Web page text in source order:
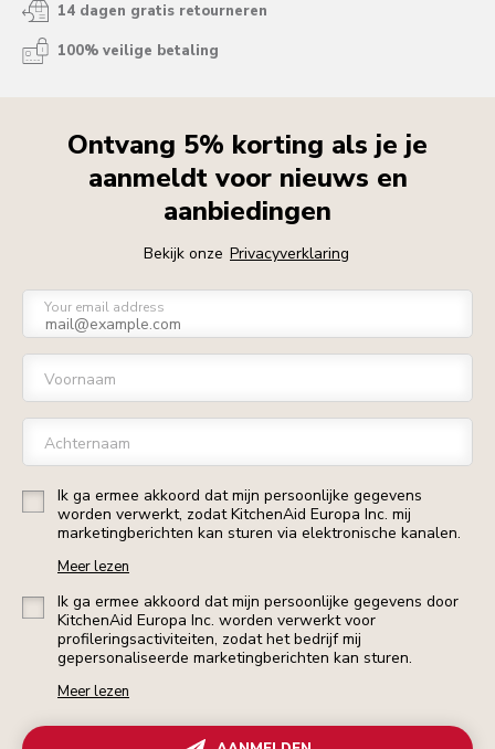
14 dagen gratis retourneren
100% veilige betaling
Ontvang 5% korting als je je
aanmeldt voor nieuws en
aanbiedingen
Bekijk onze Privacyverklaring
Your email address
Voornaam
Achternaam
Ik ga ermee akkoord dat mijn persoonlijke gegevens
worden verwerkt, zodat KitchenAid Europa Inc. mij
marketingberichten kan sturen via elektronische kanalen.
Meer lezen
Ik ga ermee akkoord dat mijn persoonlijke gegevens door
KitchenAid Europa Inc. worden verwerkt voor
profileringsactiviteiten, zodat het bedrijf mij
gepersonaliseerde marketingberichten kan sturen.
Meer lezen